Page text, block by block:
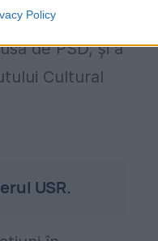
Policy
AUR” a
de PSD, și a
Cultural
USR.